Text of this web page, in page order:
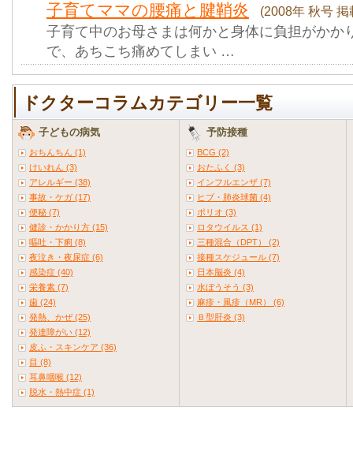
子育てママの腰痛と腱鞘炎 (2008年 秋号 掲
子育て中のお母さまは何かと身体に負担がかか
で、あちこち痛めてしまい …
ドクターコラムカテゴリー一覧
子どもの病気
おちんちん (1)
けいれん (3)
アレルギー (38)
事故・ケガ (17)
便秘 (7)
健診・かかり方 (15)
嘔吐・下痢 (8)
夜泣き・夜尿症 (6)
感染症 (40)
栄養素 (7)
歯 (24)
発熱、かぜ (25)
発達障がい (12)
皮ふ・スキンケア (36)
目 (8)
耳鼻咽喉 (12)
脱水・熱中症 (1)
予防接種
BCG (2)
おたふく (3)
インフルエンザ (7)
ヒブ・肺炎球菌 (4)
ポリオ (3)
ロタウイルス (1)
三種混合（DPT） (2)
接種スケジュール (7)
日本脳炎 (4)
水ぼうそう (3)
麻疹・風疹（MR） (6)
Ｂ型肝炎 (3)